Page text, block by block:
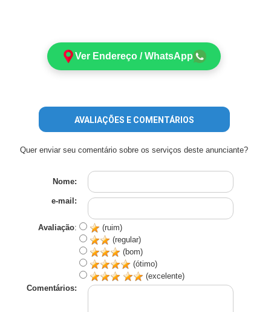
Ver Endereço / WhatsApp
AVALIAÇÕES E COMENTÁRIOS
Quer enviar seu comentário sobre os serviços deste anunciante?
Nome:
e-mail:
Avaliação:
(ruim)
(regular)
(bom)
(ótimo)
(excelente)
Comentários: